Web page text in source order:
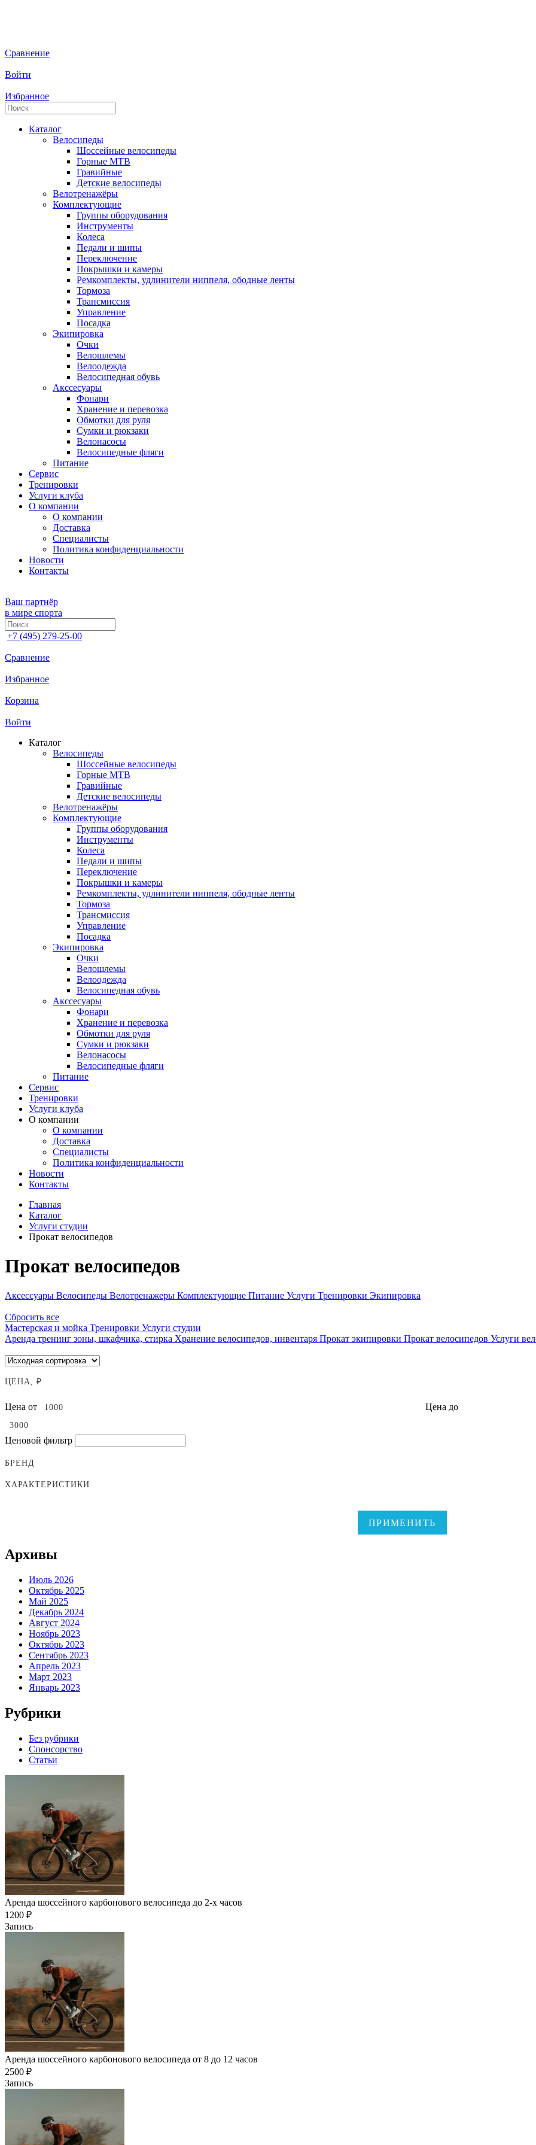
Сравнение
Войти
Избранное
Каталог
Велосипеды
Шоссейные велосипеды
Горные МTB
Гравийные
Детские велосипеды
Велотренажёры
Комплектующие
Группы оборудования
Инструменты
Колеса
Педали и шипы
Переключение
Покрышки и камеры
Ремкомплекты, удлинители ниппеля, ободные ленты
Тормоза
Трансмиссия
Управление
Посадка
Экипировка
Очки
Велошлемы
Велоодежда
Велосипедная обувь
Акссесуары
Фонари
Хранение и перевозка
Обмотки для руля
Сумки и рюкзаки
Велонасосы
Велосипедные фляги
Питание
Сервис
Тренировки
Услуги клуба
О компании
О компании
Доставка
Специалисты
Политика конфиденциальности
Новости
Контакты
Ваш партнёр
в мире спорта
+7 (495) 279-25-00
Сравнение
Избранное
Корзина
Войти
Каталог
Велосипеды
Шоссейные велосипеды
Горные МTB
Гравийные
Детские велосипеды
Велотренажёры
Комплектующие
Группы оборудования
Инструменты
Колеса
Педали и шипы
Переключение
Покрышки и камеры
Ремкомплекты, удлинители ниппеля, ободные ленты
Тормоза
Трансмиссия
Управление
Посадка
Экипировка
Очки
Велошлемы
Велоодежда
Велосипедная обувь
Акссесуары
Фонари
Хранение и перевозка
Обмотки для руля
Сумки и рюкзаки
Велонасосы
Велосипедные фляги
Питание
Сервис
Тренировки
Услуги клуба
О компании
О компании
Доставка
Специалисты
Политика конфиденциальности
Новости
Контакты
Главная
Каталог
Услуги студии
Прокат велосипедов
Прокат велосипедов
Аксессуары Велосипеды Велотренажеры Комплектующие Питание Услуги Тренировки Экипировка
Сбросить все
Мастерская и мойка Тренировки Услуги студии
Аренда тренинг зоны, шкафчика, стирка Хранение велосипедов, инвентаря Прокат экипировки Прокат велосипедов Услуги
ЦЕНА, ₽
Цена от Цена до
Ценовой фильтр
БРЕНД
ХАРАКТЕРИСТИКИ
ПРИМЕНИТЬ
Архивы
Июль 2026
Октябрь 2025
Май 2025
Декабрь 2024
Август 2024
Ноябрь 2023
Октябрь 2023
Сентябрь 2023
Апрель 2023
Март 2023
Январь 2023
Рубрики
Без рубрики
Спонсорство
Статьи
Аренда шоссейного карбонового велосипеда до 2-х часов
1200 ₽
Запись
Аренда шоссейного карбонового велосипеда от 8 до 12 часов
2500 ₽
Запись